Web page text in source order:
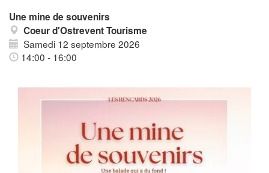
Une mine de souvenirs
Coeur d'Ostrevent Tourisme
Samedi 12 septembre 2026
14:00 - 16:00